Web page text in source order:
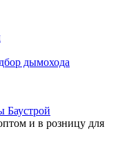
дымохода
и в розницу для